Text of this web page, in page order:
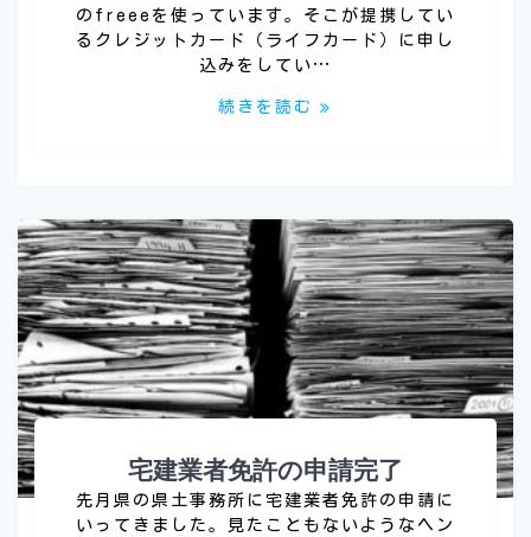
のfreeeを使っています。そこが提携してい
るクレジットカード（ライフカード）に申し
込みをしてい…
続きを読む
宅建業者免許の申請完了
先月県の県土事務所に宅建業者免許の申請に
いってきました。見たこともないようなヘン